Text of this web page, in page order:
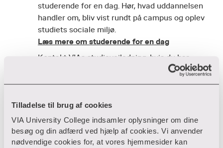
Tilladelse til brug af cookies
VIA University College indsamler oplysninger om dine
besøg og din adfærd ved hjælp af cookies. Vi anvender
nødvendige cookies for, at vores hjemmesider kan
studerende for en dag. Hør, hvad uddannelsen
handler om, bliv vist rundt på campus og oplev
studiets sociale miljø.
Læs mere om studerende for en dag
Kontakt VIAs studievejledning, hvis du har
spørgsmål til uddannelsens faglige indhold og
studievejledning